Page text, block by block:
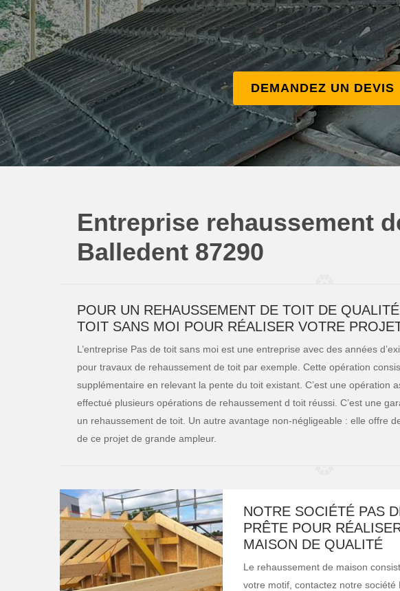
DEMANDEZ UN DEVIS
Entreprise rehaussement
Balledent 87290
POUR UN REHAUSSEMENT DE TOIT DE
TOIT SANS MOI POUR RÉALISER VOTRE
L’entreprise Pas de toit sans moi est une entreprise avec des années
pour travaux de rehaussement de toit par exemple. Cette opération
supplémentaire en relevant la pente du toit existant. C’est une opération
effectué plusieurs opérations de rehaussement d toit réussi. C’est une
un rehaussement de toit. Un autre avantage non-négligeable : elle offre
de ce projet de grande ampleur.
NOTRE SOCIÉTÉ PAS
PRÊTE POUR
MAISON DE QUALITÉ
Le rehaussement de maison
votre motif, contactez notre